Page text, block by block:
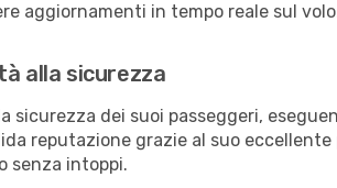
aggiornamenti in tempo reale sul
alla sicurezza
sicurezza dei suoi passeggeri,
reputazione grazie al suo
senza intoppi.